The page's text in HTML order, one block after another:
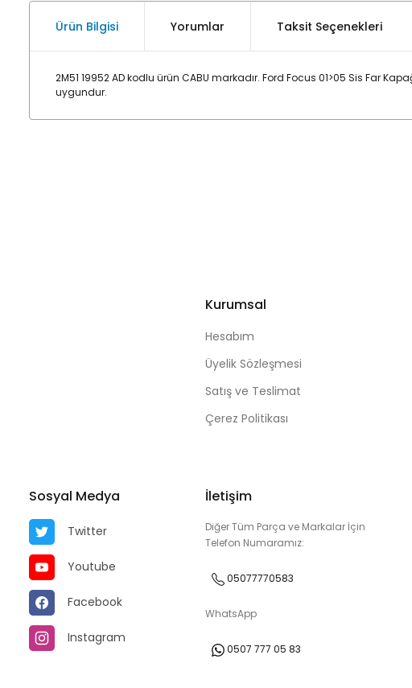
Ürün Bilgisi Yorumlar Taksit Seçenekleri
2M51 19952 AD kodlu ürün CABU markadır. Ford Focus 01>05 Sis Far
uygundur.
Kurumsal
Hesabım
Üyelik Sözleşmesi
Satış ve Teslimat
Çerez Politikası
Sosyal Medya
Twitter
Youtube
Facebook
Instagram
İletişim
Diğer Tüm Parça ve Markalar İçin
Telefon Numaramız:
05077770583
WhatsApp
0507 777 05 83